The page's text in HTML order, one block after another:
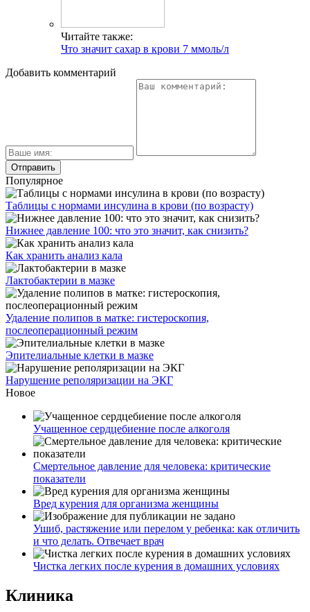
Читайте также:
Что значит сахар в крови 7 ммоль/л
Добавить комментарий
Популярное
Таблицы с нормами инсулина в крови (по возрасту)
Нижнее давление 100: что это значит, как снизить?
Как хранить анализ кала
Лактобактерии в мазке
Удаление полипов в матке: гистероскопия,
послеоперационный режим
Эпителиальные клетки в мазке
Нарушение реполяризации на ЭКГ
Новое
Учащенное сердцебиение после алкоголя
Смертельное давление для человека: критические
показатели
Вред курения для организма женщины
Ушиб, растяжение или перелом у ребенка: как отличить
и что делать. Отвечает врач
Чистка легких после курения в домашних условиях
Клиника